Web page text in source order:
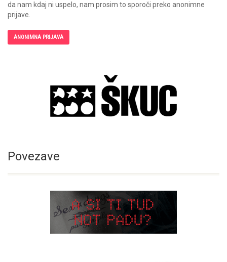
da nam kdaj ni uspelo, nam prosim to sporoči preko anonimne
prijave.
ANONIMNA PRIJAVA
Povezave